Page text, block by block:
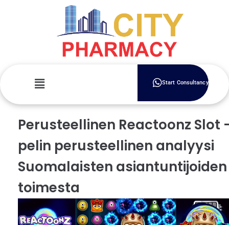
Start Consultancy
Perusteellinen Reactoonz Slot
pelin perusteellinen analyysi
Suomalaisten asiantuntijoiden
toimesta